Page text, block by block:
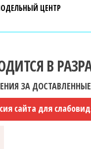
ЦЕНТР
В
ЗА
сайта для